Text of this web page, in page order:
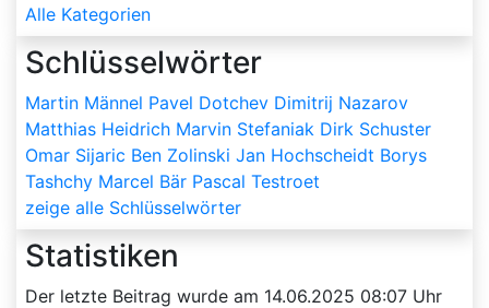
Alle Kategorien
Schlüsselwörter
Martin Männel Pavel Dotchev Dimitrij Nazarov
Matthias Heidrich Marvin Stefaniak Dirk Schuster
Omar Sijaric Ben Zolinski Jan Hochscheidt Borys
Tashchy Marcel Bär Pascal Testroet
zeige alle Schlüsselwörter
Statistiken
Der letzte Beitrag wurde am 14.06.2025 08:07 Uhr